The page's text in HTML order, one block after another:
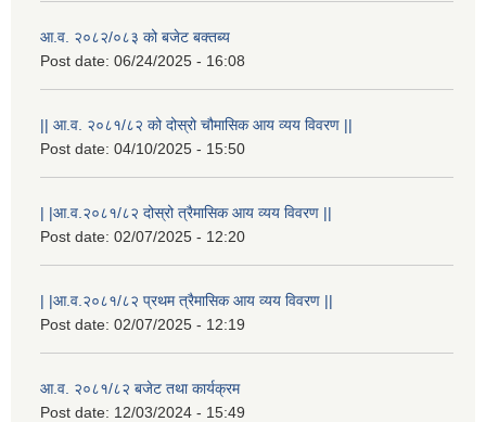
आ.व. २०८२/०८३ को बजेट बक्तब्य
Post date: 06/24/2025 - 16:08
|| आ.व. २०८१/८२ को दोस्रो चौमासिक आय व्यय विवरण ||
Post date: 04/10/2025 - 15:50
| |आ.व.२०८१/८२ दोस्रो त्रैमासिक आय व्यय विवरण ||
Post date: 02/07/2025 - 12:20
| |आ.व.२०८१/८२ प्रथम त्रैमासिक आय व्यय विवरण ||
Post date: 02/07/2025 - 12:19
आ.व. २०८१/८२ बजेट तथा कार्यक्रम
Post date: 12/03/2024 - 15:49